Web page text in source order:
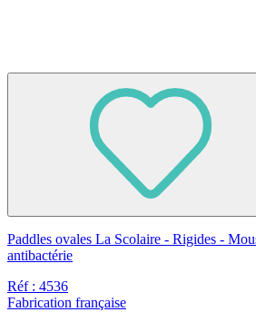
Paddles ovales La Scolaire - Rigides -
antibactérie
Réf : 4536
Fabrication française